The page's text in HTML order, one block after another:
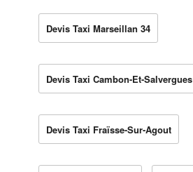
Devis Taxi Marseillan 34
Devis Taxi Cambon-Et-Salvergues
Devis Taxi Fraïsse-Sur-Agout